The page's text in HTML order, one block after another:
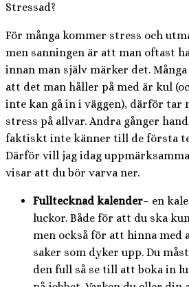
Stressad?
För många kommer stress och
men sanningen är att man oftast
innan man själv märker det.
att det man håller på med är kul
inte kan gå in i väggen), därför tar
stress på allvar. Andra gånger
faktiskt inte känner till de första
Därför vill jag idag
visar att du bör varva ner.
Fulltecknad kalender– en
luckor. Både för att du ska
men också för att hinna med
saker som dyker upp. Du
den full så se till att boka in